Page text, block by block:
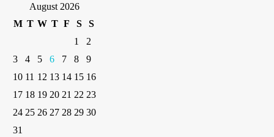
August 2026
M T W T F S
S
1
2
3
4 5 6 7 8
9
10 11 12 13 14 15 16
17 18 19 20 21 22 23
24 25 26 27 28 29 30
31